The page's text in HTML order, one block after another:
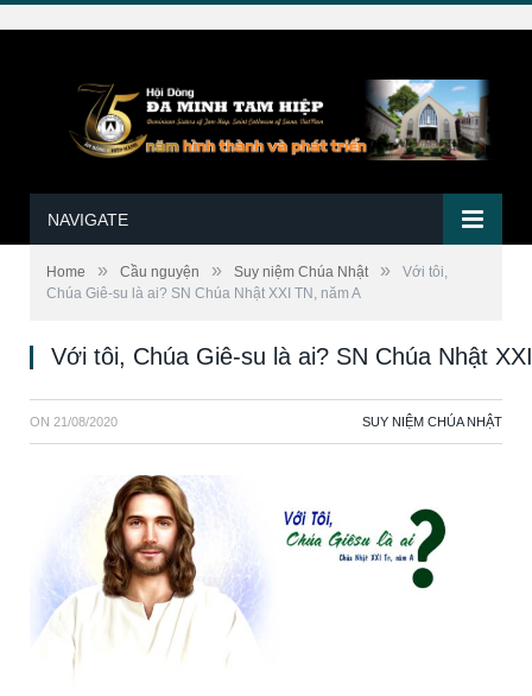
NAVIGATE
Home » Cầu nguyện » Suy niệm Chúa Nhật »
Với tôi,
Chúa Giê-su là ai? SN Chúa Nhật XXI TN, năm A
Với tôi, Chúa Giê-su là ai? SN Chúa Nhật
ON 21/08/2020 SUY NIỆM CHÚA NHẬT